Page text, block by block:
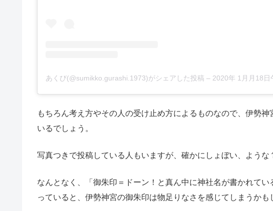
あくび(@sumikko.gurashi.1973)がシェアした投稿 – 2020年 1月月18日午後7時
もちろん考え方やその人の受け止め方によるものなので、伊勢
いるでしょう。
写真つきで投稿している人もいますが、確かにしょぼい、ような
なんとなく、「御朱印＝ドーン！と真ん中に神社名が書かれて
っていると、伊勢神宮の御朱印は物足りなさを感じてしまうかも